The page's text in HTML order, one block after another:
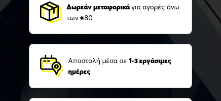
Δωρεάν μεταφορικάγια αγορές άνω
των €80
Αποστολή μέσα σε 1-3 εργάσιμες
ημέρες